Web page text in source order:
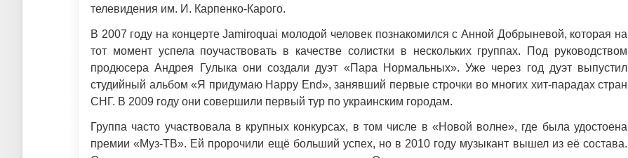
телевидения им. И. Карпенко-Карого.
В 2007 году на концерте Jamiroquai молодой человек познакомился с Анной Добрыневой, которая на
тот момент успела поучаствовать в качестве солистки в нескольких группах. Под руководством
продюсера Андрея Гулыка они создали дуэт «Пара Нормальных». Уже через год дуэт выпустил
студийный альбом «Я придумаю Happy End», занявший первые строчки во многих хит-парадах стран
СНГ. В 2009 году они совершили первый тур по украинским городам.
Группа часто участвовала в крупных конкурсах, в том числе в «Новой волне», где была удостоена
премии «Муз-ТВ». Ей пророчили ещё больший успех, но в 2010 году музыкант вышел из её состава.